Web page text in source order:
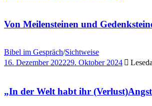
Von Meilensteinen und
Bibel im Gespräch/Sichtweise
16. Dezember 202229. Oktober 2024
„In der Welt habt ihr